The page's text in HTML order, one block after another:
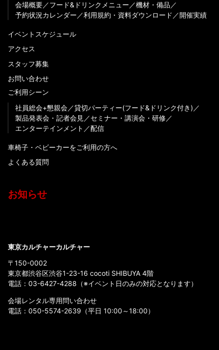
会場概要
フード&ドリンクメニュー
機材・備品
予約状況カレンダー
利用規約・資料ダウンロード 開催実績
イベントスケジュール
アクセス
スタッフ募集
お問い合わせ
ご利用シーン
社員総会+懇親会
貸切パーティー(フード&ドリンク付き)
製品発表会・記者会見
セミナー・講演会・研修
エンターテインメント
配信
車椅子・ベビーカーをご利用の方へ
よくある質問
お知らせ
東京カルチャーカルチャー
〒150-0002
東京都渋谷区渋谷1-23-16 cocoti SHIBUYA 4階
電話： 03-6427-4288 （※イベント日のみの対応となります）
会場レンタル専用問い合わせ
電話： 050-5574-2639 （平日 10:00～18:00）